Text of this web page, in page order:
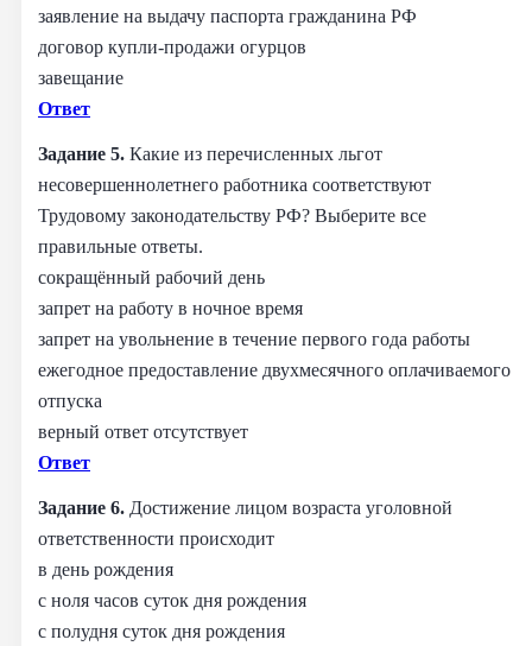
заявление на выдачу паспорта гражданина РФ
договор купли-продажи огурцов
завещание
Ответ
Задание 5. Какие из перечисленных льгот
несовершеннолетнего работника соответствуют
Трудовому законодательству РФ? Выберите все
правильные ответы.
сокращённый рабочий день
запрет на работу в ночное время
запрет на увольнение в течение первого года работы
ежегодное предоставление двухмесячного оплачиваемого
отпуска
верный ответ отсутствует
Ответ
Задание 6. Достижение лицом возраста уголовной
ответственности происходит
в день рождения
с ноля часов суток дня рождения
с полудня суток дня рождения